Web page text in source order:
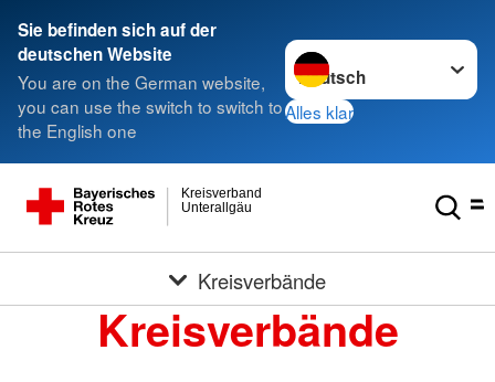
Sie befinden sich auf der
deutschen Website
You are on the German website,
you can use the switch to switch to
the English one
Sprache wechseln zu
Alles klar
Unterallgäu
Kreisverband
Kreisverbände
Kreisverbände